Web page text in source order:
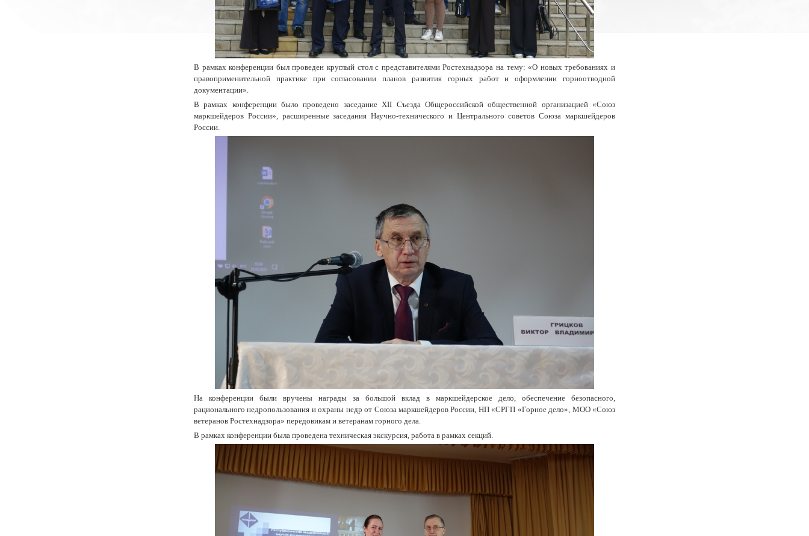
В рамках конференции был проведен круглый стол с представителями Ростехнадзора на тему: «О новых требованиях и
правоприменительной практике при согласовании планов развития горных работ и оформлении горноотводной
документации».
В рамках конференции было проведено заседание XII Съезда Общероссийской общественной организацией «Союз
маркшейдеров России», расширенные заседания Научно-технического и Центрального советов Союза маркшейдеров
России.
На конференции были вручены награды за большой вклад в маркшейдерское дело, обеспечение безопасного,
рационального недропользования и охраны недр от Союза маркшейдеров России, НП «СРГП «Горное дело», МОО «Союз
ветеранов Ростехнадзора» передовикам и ветеранам горного дела.
В рамках конференции была проведена техническая экскурсия, работа в рамках секций.